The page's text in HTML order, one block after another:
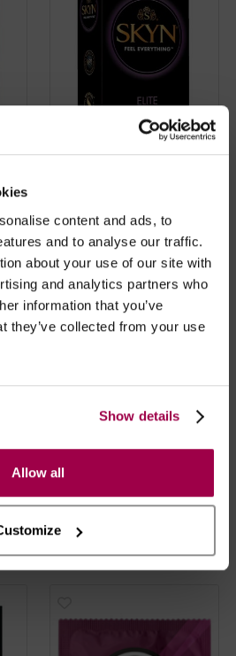
content and ads, to
and to analyse our traffic.
about your use of our site with
and analytics partners who
information that you’ve
they’ve collected from your use
Show details
Allow all
Elite 10 Unidades
€13.95
Close Feel 10 Unidades
€11.95